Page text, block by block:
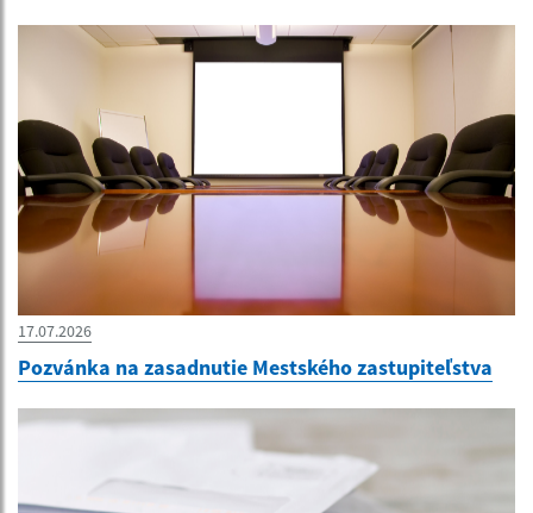
17.07.2026
Pozvánka na zasadnutie Mestského zastupiteľstva